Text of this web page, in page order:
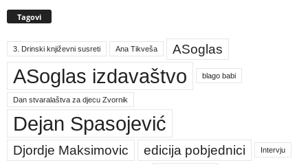
Tagovi
3. Drinski književni susreti Ana Tikveša ASoglas
ASoglas izdavaštvo blago babi
Dan stvaralaštva za djecu Zvornik
Dejan Spasojević
Djordje Maksimovic edicija pobjednici Intervju